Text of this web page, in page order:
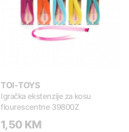
TOI-TOYS
Igračka ekstenzije za kosu
flourescentne 39800Z
1,50 KM